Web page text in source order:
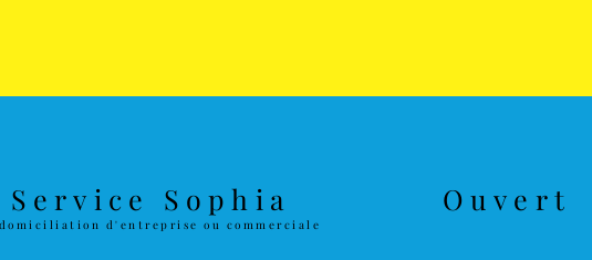
Sophia
d'entreprise ou commerciale
Ouvert